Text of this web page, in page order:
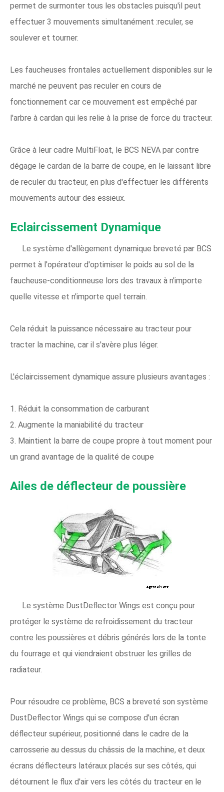
permet de surmonter tous les obstacles puisqu'il peut
effectuer 3 mouvements simultanément :reculer, se
soulever et tourner.
Les faucheuses frontales actuellement disponibles sur le
marché ne peuvent pas reculer en cours de
fonctionnement car ce mouvement est empêché par
l'arbre à cardan qui les relie à la prise de force du tracteur.
Grâce à leur cadre MultiFloat, le BCS NEVA par contre
dégage le cardan de la barre de coupe, en le laissant libre
de reculer du tracteur, en plus d'effectuer les différents
mouvements autour des essieux.
Eclaircissement Dynamique
Le système d'allègement dynamique breveté par BCS
permet à l'opérateur d'optimiser le poids au sol de la
faucheuse-conditionneuse lors des travaux à n'importe
quelle vitesse et n'importe quel terrain.
Cela réduit la puissance nécessaire au tracteur pour
tracter la machine, car il s'avère plus léger.
L'éclaircissement dynamique assure plusieurs avantages :
1. Réduit la consommation de carburant
2. Augmente la maniabilité du tracteur
3. Maintient la barre de coupe propre à tout moment pour
un grand avantage de la qualité de coupe
Ailes de déflecteur de poussière
Le système DustDeflector Wings est conçu pour
protéger le système de refroidissement du tracteur
contre les poussières et débris générés lors de la tonte
du fourrage et qui viendraient obstruer les grilles de
radiateur.
Pour résoudre ce problème, BCS a breveté son système
DustDeflector Wings qui se compose d'un écran
déflecteur supérieur, positionné dans le cadre de la
carrosserie au dessus du châssis de la machine, et deux
écrans déflecteurs latéraux placés sur ses côtés, qui
détournent le flux d'air vers les côtés du tracteur en le